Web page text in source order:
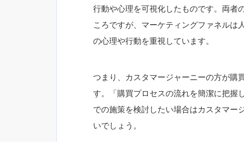
行動や心理を可視化したものです。両者
ころですが、マーケティングファネルは
の心理や行動を重視しています。
つまり、カスタマージャーニーの方が購
す。「購買プロセスの流れを簡潔に把握
での施策を検討したい場合はカスタマー
いでしょう。